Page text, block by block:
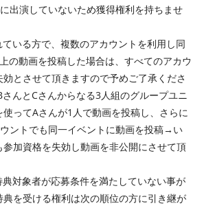
出演していないため獲得権利を持ちませ
いる方で、複数のアカウントを利用し同
の動画を投稿した場合は、すべてのアカウ
とさせて頂きますので予めご了承くださ
んとCさんからなる3人組のグループユニ
使ってAさんが1人で動画を投稿し、さらに
ントでも同一イベントに動画を投稿→い
加資格を失効し動画を非公開にさせて頂
対象者が応募条件を満たしていない事が
を受ける権利は次の順位の方に引き継が